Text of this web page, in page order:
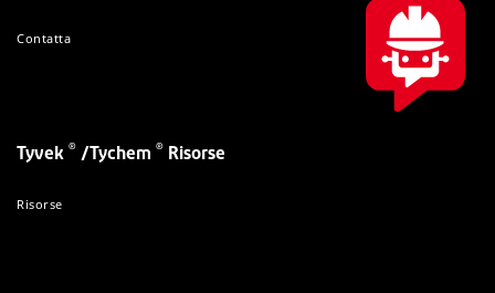
Contatta
Tyvek ® /Tychem ® Risorse
Risorse